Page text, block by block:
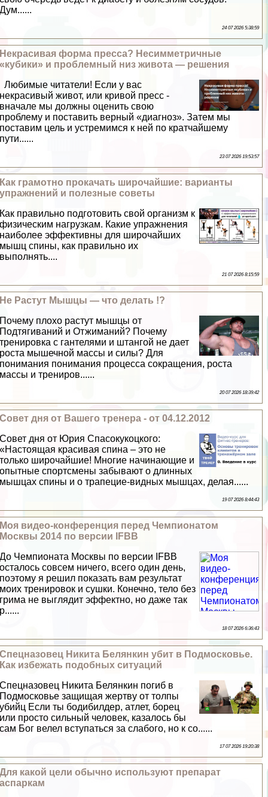
Дум......
24 07 2026 5:38:59
Некрасивая форма пресса? Несимметричные
«кубики» и проблемный низ живота — решения
Любимые читатели! Если у вас
некрасивый живот, или кривой пресс -
вначале мы должны оценить свою
проблему и поставить верный «диагноз». Затем мы
поставим цель и устремимся к ней по кратчайшему
пути......
23 07 2026 19:53:57
Как грамотно прокачать широчайшие: варианты
упражнений и полезные советы
Как правильно подготовить свой организм к
физическим нагрузкам. Какие упражнения
наиболее эффективны для широчайших
мышц спины, как правильно их
выполнять....
21 07 2026 8:15:59
Не Растут Мышцы — что делать !?
Почему плохо растут мышцы от
Подтягиваний и Отжиманий? Почему
тренировка с гантелями и штангой не дает
роста мышечной массы и силы? Для
понимания понимания процесса сокращения, роста
массы и трениров......
20 07 2026 18:39:42
Совет дня от Вашего тренера - от 04.12.2012
Совет дня от Юрия Спасокукоцкого:
«Настоящая красивая спина – это не
только широчайшие! Многие начинающие и
опытные спортсмены забывают о длинных
мышцах спины и о трапецие-видных мышцах, делая......
19 07 2026 8:44:43
Моя видео-конференция перед Чемпионатом
Москвы 2014 по версии IFBB
До Чемпионата Москвы по версии IFBB
осталось совсем ничего, всего один день,
поэтому я решил показать вам результат
моих тренировок и сушки. Конечно, тело без
грима не выглядит эффектно, но даже так
р......
18 07 2026 6:36:43
Спецназовец Никита Белянкин убит в Подмосковье.
Как избежать подобных ситуаций
Спецназовец Никита Белянкин погиб в
Подмосковье защищая жертву от толпы
убийц Если ты бодибилдер, атлет, борец
или просто сильный человек, казалось бы
сам Бог велел вступаться за слабого, но к со......
17 07 2026 19:20:38
Для какой цели обычно используют препарат
аспаркам